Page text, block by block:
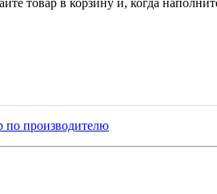
товар в корзину и, когда
по производителю